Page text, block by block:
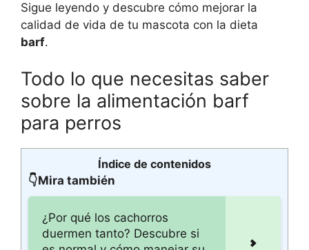
Sigue leyendo y descubre cómo mejorar la
calidad de vida de tu mascota con la dieta
barf.
Todo lo que necesitas saber
sobre la alimentación barf
para perros
Índice de contenidos
👇Mira también
¿Por qué los cachorros
duermen tanto? Descubre si